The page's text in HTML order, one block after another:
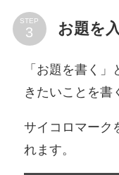
STEP お題を
「お題を書く
きたいことを書
サイコロマーク
れます。